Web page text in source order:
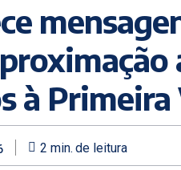
à Primeira
2 min. de leitura